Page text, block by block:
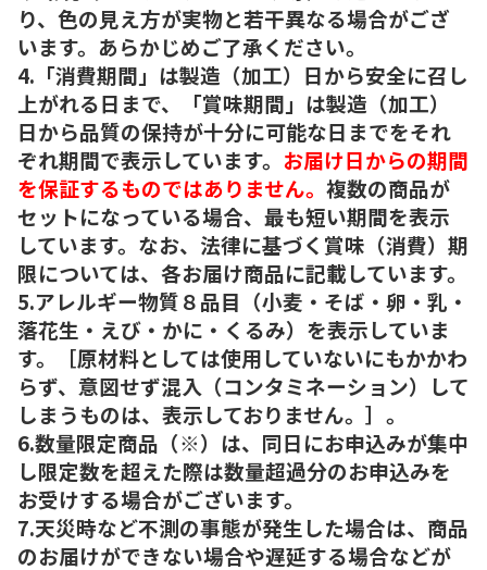
り、色の見え方が実物と若干異なる場合がござ
います。あらかじめご了承ください。
4.「消費期間」は製造（加工）日から安全に召し
上がれる日まで、「賞味期間」は製造（加工）
日から品質の保持が十分に可能な日までをそれ
ぞれ期間で表示しています。 お届け日からの期間
を保証するものではありません。 複数の商品が
セットになっている場合、最も短い期間を表示
しています。なお、法律に基づく賞味（消費）期
限については、各お届け商品に記載しています。
5.アレルギー物質８品目（小麦・そば・卵・乳・
落花生・えび・かに・くるみ）を表示していま
す。［原材料としては使用していないにもかかわ
らず、意図せず混入（コンタミネーション）して
しまうものは、表示しておりません。］。
6.数量限定商品（※）は、同日にお申込みが集中
し限定数を超えた際は数量超過分のお申込みを
お受けする場合がございます。
7.天災時など不測の事態が発生した場合は、商品
のお届けができない場合や遅延する場合などが